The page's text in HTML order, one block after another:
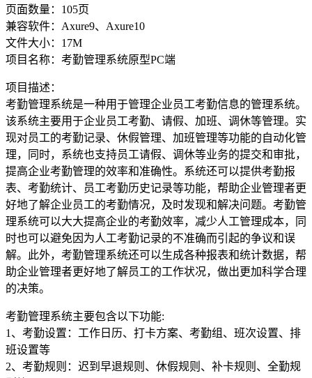
页面数量：105页
兼容软件：Axure9、Axure10
文件大小：17M
项目名称：考勤管理系统原型PC端
项目描述：
考勤管理系统是一种用于管理企业员工考勤信息的管理系统。
该系统主要用于企业员工考勤、请假、加班、调休等管理。实
现对员工的考勤记录、休假管理、加班管理等功能的自动化管
理，同时，系统也支持员工请假、调休等业务的提交和审批，
提高企业考勤管理的效率和准确性。系统还可以提供考勤报
表、考勤统计、员工考勤历史记录等功能，帮助企业管理者更
好地了解企业员工的考勤情况，及时发现和解决问题。考勤管
理系统可以大大提高企业的考勤效率，减少人工管理成本，同
时也可以避免因为人工考勤记录的不准确而引起的争议和误
解。此外，考勤管理系统还可以生成各种报表和统计数据，帮
助企业管理者更好地了解员工的工作状况，做出更加科学合理
的决策。
考勤管理系统主要包含以下功能:
1、考勤设置：工作日历、打卡方案、考勤组、班次设置、排
班设置等
2、考勤规则：迟到早退规则、休假规则、补卡规则、全勤规